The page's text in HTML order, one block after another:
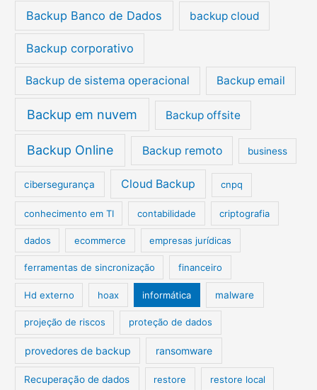
p
r
Backup Banco de Dados backup cloud
Backup corporativo
Backup de sistema operacional Backup email
Backup em nuvem Backup offsite
Backup Online Backup remoto business
cibersegurança Cloud Backup cnpq
conhecimento em TI contabilidade criptografia
dados ecommerce empresas jurídicas
ferramentas de sincronização financeiro
Hd externo hoax informática malware
projeção de riscos proteção de dados
provedores de backup ransomware
Recuperação de dados restore restore local